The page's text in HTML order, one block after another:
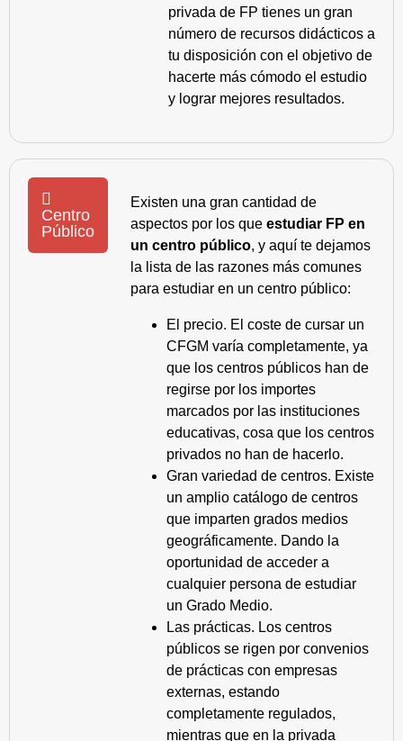
privada de FP tienes un gran
número de recursos didácticos a
tu disposición con el objetivo de
hacerte más cómodo el estudio
y lograr mejores resultados.
Centro
Público
Existen una gran cantidad de
aspectos por los que estudiar FP en
un centro público, y aquí te dejamos
la lista de las razones más comunes
para estudiar en un centro público:
El precio. El coste de cursar un
CFGM varía completamente, ya
que los centros públicos han de
regirse por los importes
marcados por las instituciones
educativas, cosa que los centros
privados no han de hacerlo.
Gran variedad de centros. Existe
un amplio catálogo de centros
que imparten grados medios
geográficamente. Dando la
oportunidad de acceder a
cualquier persona de estudiar
un Grado Medio.
Las prácticas. Los centros
públicos se rigen por convenios
de prácticas con empresas
externas, estando
completamente regulados,
mientras que en la privada